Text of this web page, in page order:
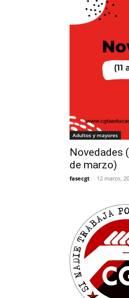
Adultos y mayores
Novedades
de marzo)
fasecgt - 12 marzo,